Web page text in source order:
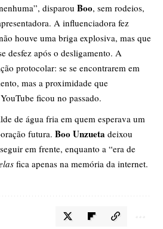
disparou Boo, sem rodeios,
A influenciadora fez
houve uma briga explosiva, mas que
desfez após o desligamento. A
protocolar: se se encontrarem em
mas a proximidade que
ficou no passado.
de água fria em quem esperava um
futura. Boo Unzueta deixou
em frente, enquanto a “era de
fica apenas na memória da internet.